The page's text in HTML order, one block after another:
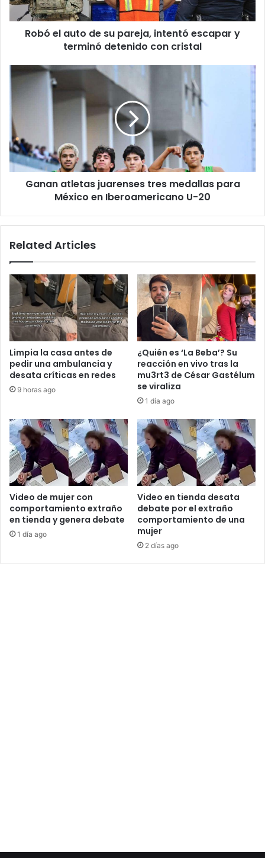
escapar
y
terminóRobó el auto de su pareja, intentó escapar y
terminó detenido con cristal
medallas
para
México
en
Iberoamericano
Ganan atletas juarenses tres medallas para
México en Iberoamericano U-20
Related Articles
Limpia la casa antes de
pedir una ambulancia y
desata críticas en redes
9 horas ago
¿Quién es ‘La Beba’? Su
reacción en vivo tras la
mu3rt3 de César Gastélum
se viraliza
1 día ago
Video de mujer con
comportamiento extraño
en tienda y genera debate
1 día ago
Video en tienda desata
debate por el extraño
comportamiento de una
mujer
2 días ago